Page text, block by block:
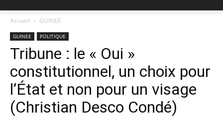
Accueil GUINEE
GUINEE POLITIQUE
Tribune : le « Oui »
constitutionnel, un choix pour
l’État et non pour un visage
(Christian Desco Condé)